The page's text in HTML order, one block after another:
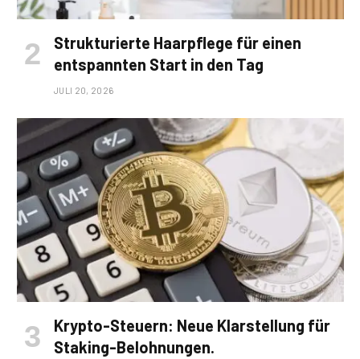
Strukturierte Haarpflege für einen
entspannten Start in den Tag
JULI 20, 2026
Krypto-Steuern: Neue Klarstellung für
Staking-Belohnungen.